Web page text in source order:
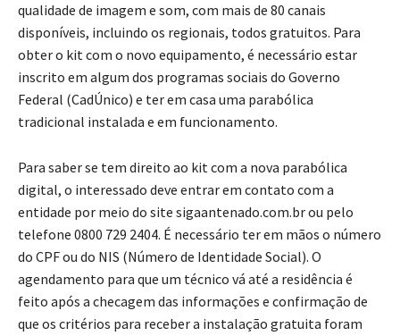
qualidade de imagem e som, com mais de 80 canais
disponíveis, incluindo os regionais, todos gratuitos. Para
obter o kit com o novo equipamento, é necessário estar
inscrito em algum dos programas sociais do Governo
Federal (CadÚnico) e ter em casa uma parabólica
tradicional instalada e em funcionamento.
Para saber se tem direito ao kit com a nova parabólica
digital, o interessado deve entrar em contato com a
entidade por meio do site sigaantenado.com.br ou pelo
telefone 0800 729 2404. É necessário ter em mãos o número
do CPF ou do NIS (Número de Identidade Social). O
agendamento para que um técnico vá até a residência é
feito após a checagem das informações e confirmação de
que os critérios para receber a instalação gratuita foram